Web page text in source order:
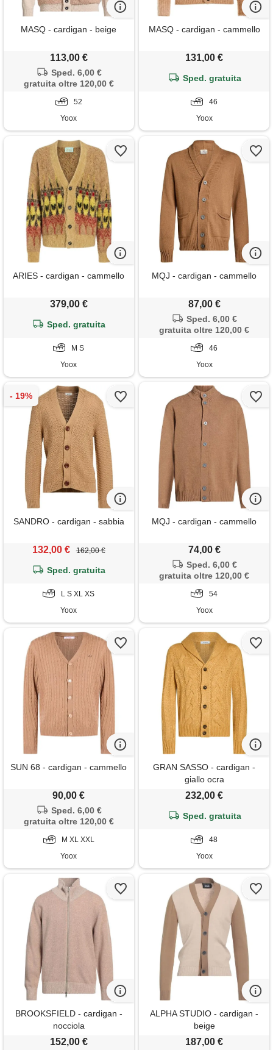
MASQ - cardigan - beige
113,00 €
Sped. 6,00 €
gratuita oltre 120,00 €
52
Yoox
MASQ - cardigan - cammello
131,00 €
Sped. gratuita
46
Yoox
ARIES - cardigan - cammello
379,00 €
Sped. gratuita
M S
Yoox
MQJ - cardigan - cammello
87,00 €
Sped. 6,00 €
gratuita oltre 120,00 €
46
Yoox
SANDRO - cardigan - sabbia
132,00 € 162,00 €
Sped. gratuita
L S XL XS
Yoox
MQJ - cardigan - cammello
74,00 €
Sped. 6,00 €
gratuita oltre 120,00 €
54
Yoox
SUN 68 - cardigan - cammello
90,00 €
Sped. 6,00 €
gratuita oltre 120,00 €
M XL XXL
Yoox
GRAN SASSO - cardigan -
giallo ocra
232,00 €
Sped. gratuita
48
Yoox
BROOKSFIELD - cardigan -
nocciola
152,00 €
ALPHA STUDIO - cardigan -
beige
187,00 €